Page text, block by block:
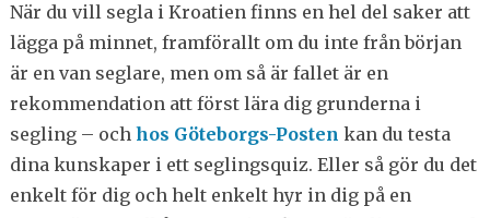
När du vill segla i Kroatien finns en hel del saker att
lägga på minnet, framförallt om du inte från början
är en van seglare, men om så är fallet är en
rekommendation att först lära dig grunderna i
segling – och hos Göteborgs-Posten kan du testa
dina kunskaper i ett seglingsquiz. Eller så gör du det
enkelt för dig och helt enkelt hyr in dig på en